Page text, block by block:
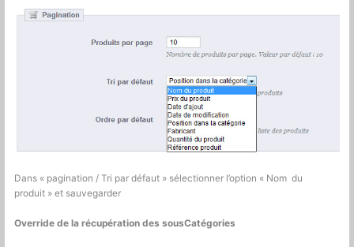
Dans « pagination / Tri par défaut » sélectionner l’option « Nom du
produit » et sauvegarder
Override de la récupération des sousCatégories